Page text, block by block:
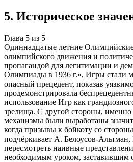
5. Историческое
Глава 5 из 5
Одиннадцатые летние
олимпийского движения и
пропагандой для легитимации и
Олимпиады в 1936 г.», Игры стали
опасный прецедент, показав
продемонстрировала
использование Игр как
зрелища. С другой стороны,
механизмы были выработаны
когда призывы к бойкоту со
подчёркивает А. Белоусов-
пересмотреть наивные
необходимым уроком, заставившим